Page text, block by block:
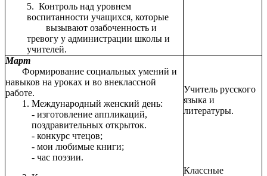
5. Контроль над уровнем
воспитанности учащихся, которые
вызывают озабоченность и
тревогу у администрации школы и
учителей.
Март
Формирование социальных умений и
навыков на уроках и во внеклассной
работе.
Международный женский день:
- изготовление аппликаций,
поздравительных открыток.
- конкурс чтецов;
- мои любимые книги;
- час поэзии.
Учитель русского
языка и
литературы.
Классные